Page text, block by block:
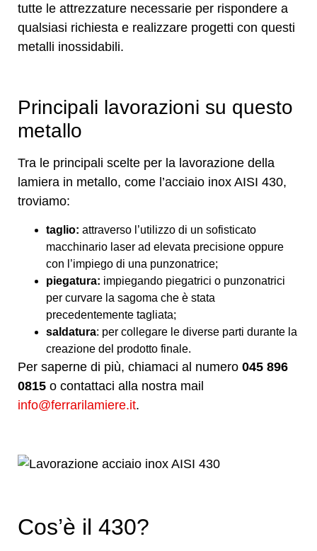
tutte le attrezzature necessarie per rispondere a
qualsiasi richiesta e realizzare progetti con questi
metalli inossidabili.
Principali lavorazioni su questo
metallo
Tra le principali scelte per la lavorazione della
lamiera in metallo, come l’acciaio inox AISI 430,
troviamo:
taglio: attraverso l’utilizzo di un sofisticato
macchinario laser ad elevata precisione oppure
con l’impiego di una punzonatrice;
piegatura: impiegando piegatrici o punzonatrici
per curvare la sagoma che è stata
precedentemente tagliata;
saldatura: per collegare le diverse parti durante la
creazione del prodotto finale.
Per saperne di più, chiamaci al numero 045 896
0815 o contattaci alla nostra mail
info@ferrarilamiere.it.
Cos’è il 430?